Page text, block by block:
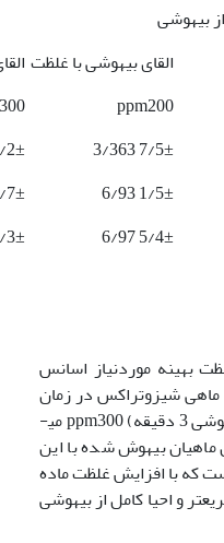
القای بیهوشی با غلظت
ppm200
7/5± 3/363
356
1/5± 6/93
105
5/4± 6/97
3/71
بهینه موردنیاز اسانس
شیزوتراکس در زمان
توصیه شده (حداکثر زمان القاء بیهوشی 3 دقیقه) ppm300 می­
بیهوش شده با این
است که با افزایش غلظت ماده
و احیا کامل از بیهوشی